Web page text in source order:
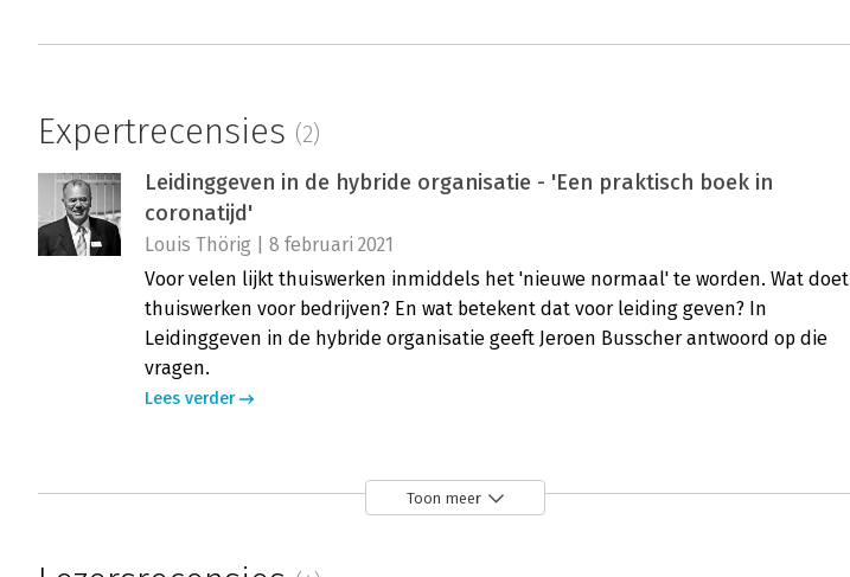
Expertrecensies (2)
Leidinggeven in de hybride organisatie - 'Een praktisch boek in
coronatijd'
Louis Thörig | 8 februari 2021
Voor velen lijkt thuiswerken inmiddels het 'nieuwe normaal' te worden. Wat doet
thuiswerken voor bedrijven? En wat betekent dat voor leiding geven? In
Leidinggeven in de hybride organisatie geeft Jeroen Busscher antwoord op die
vragen.
Lees verder
Leidinggeven in de hybride organisatie - 'Relevant voor first line
Toon meer